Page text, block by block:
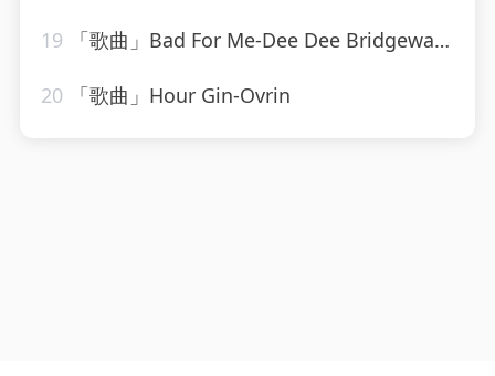
19 「歌曲」Bad For Me-Dee Dee Bridgewater
20 「歌曲」Hour Gin-Ovrin